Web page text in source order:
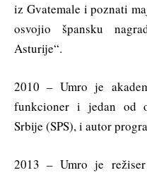
iz Gvatemale i poznati
osvojio špansku
Asturije“.
2010 – Umro je
funkcioner i jedan od
Srbije (SPS), i autor
2013 – Umro je